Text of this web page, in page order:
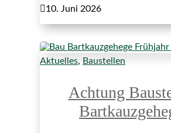
10. Juni 2026
Aktuelles, Baustellen
Achtung